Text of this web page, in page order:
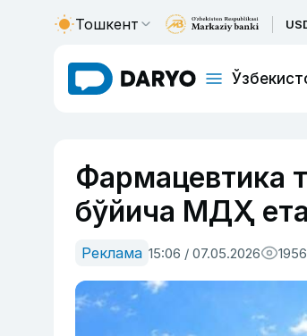
Тошкент
Фармацевтика
бўйича МДҲ
Реклама 15:06 / 07.05.2026 1956